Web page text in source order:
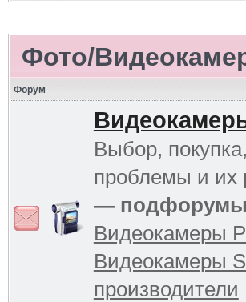
Фото/
Форум
Выбор,
проблемы и их
—
Видеокамеры
Видеокамеры
производители